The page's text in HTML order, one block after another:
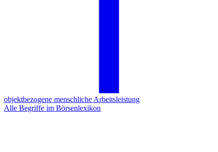
objektbezogene menschliche Arbeitsleistung
Alle Begriffe im Börsenlexikon